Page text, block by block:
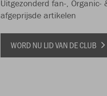
Uitgezonderd fan-,
afgeprijsde artikelen
WORD NU LID VAN DE CLUB